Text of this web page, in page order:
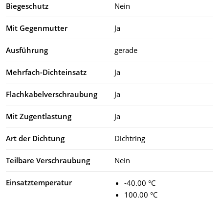
Biegeschutz Nein
Mit Gegenmutter Ja
Ausführung gerade
Mehrfach-Dichteinsatz Ja
Flachkabelverschraubung Ja
Mit Zugentlastung Ja
Art der Dichtung Dichtring
Teilbare Verschraubung Nein
Einsatztemperatur
-40.00 °C
100.00 °C